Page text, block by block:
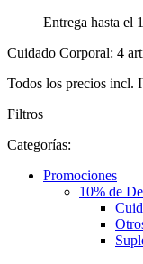
Entrega hasta el
Cuidado Corporal: 4
Todos los precios incl.
Filtros
Categorías:
Promociones
10% de